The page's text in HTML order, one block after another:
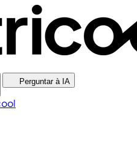
Perguntar à IA